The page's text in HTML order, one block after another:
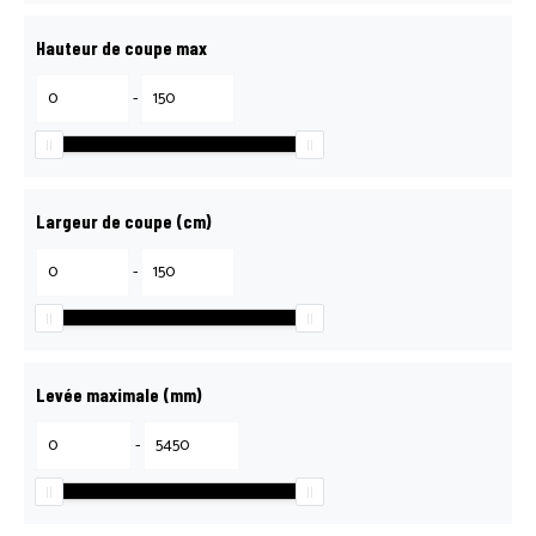
Hauteur de coupe max
-
Largeur de coupe (cm)
-
Levée maximale (mm)
-